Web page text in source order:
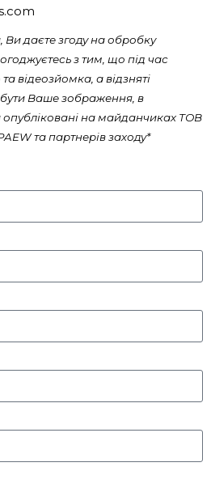
даєте згоду на обробку
з тим, що під час
відеозйомка, а відзняті
Ваше зображення, в
на майданчиках ТОВ
та партнерів заходу*